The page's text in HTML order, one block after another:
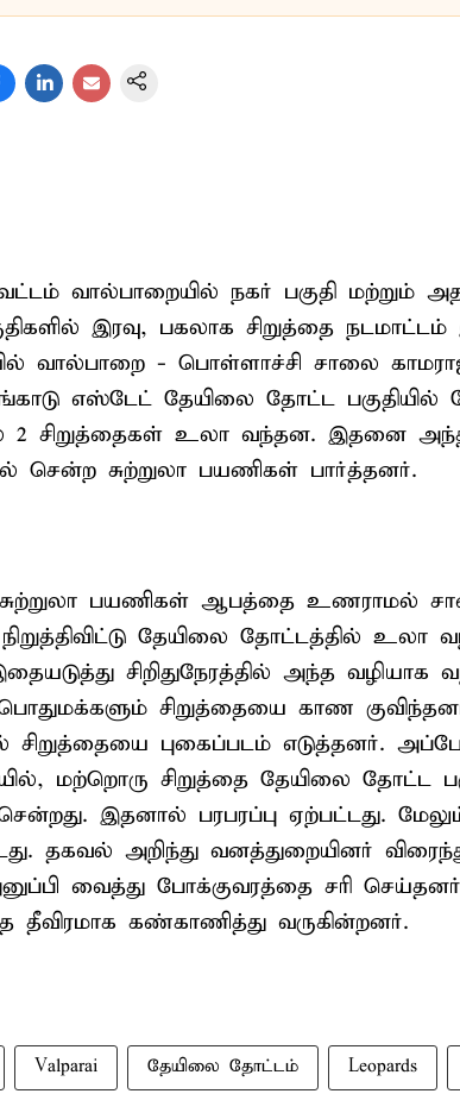
வால்பாறையில் நகர் பகுதி மற்றும்
இரவு, பகலாக சிறுத்தை நடமாட்டம்
வால்பாறை - பொள்ளாச்சி சாலை
எஸ்டேட் தேயிலை தோட்ட பகுதியில்
2 சிறுத்தைகள் உலா வந்தன. இதனை
சென்ற சுற்றுலா பயணிகள் பார்த்தனர்.
சுற்றுலா பயணிகள் ஆபத்தை உணராமல்
நிறுத்திவிட்டு தேயிலை தோட்டத்தில்
சிறிதுநேரத்தில் அந்த வழியாக
சிறுத்தையை காண
புகைப்படம் எடுத்தனர்.
மற்றொரு சிறுத்தை தேயிலை தோட்ட
இதனால் பரபரப்பு ஏற்பட்டது.
தகவல் அறிந்து வனத்துறையினர்
வைத்து போக்குவரத்தை சரி
தீவிரமாக கண்காணித்து வருகின்றனர்.
Valparai தேயிலை தோட்டம் Leopards